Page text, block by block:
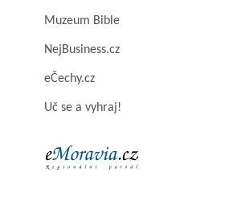
Muzeum Bible
NejBusiness.cz
eČechy.cz
Uč se a vyhraj!